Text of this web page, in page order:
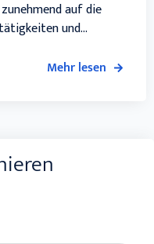
auf die
und...
Mehr lesen